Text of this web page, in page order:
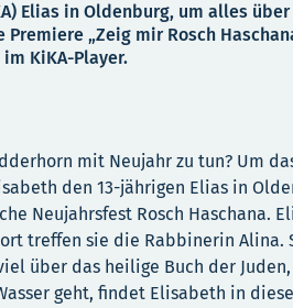
Elias in Oldenburg, um alles
„Zeig mir Rosch
KiKA-Player.
mit Neujahr zu tun? Um
den 13-jährigen Elias in
Neujahrsfest Rosch Haschana.
treffen sie die Rabbinerin Alina.
über das heilige Buch der
geht, findet Elisabeth in